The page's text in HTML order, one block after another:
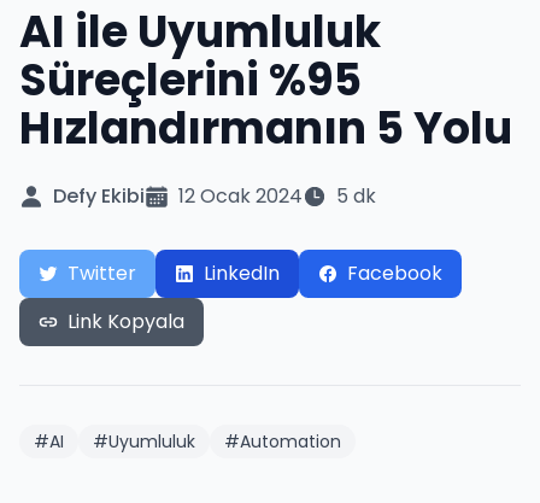
AI ile Uyumluluk
Süreçlerini %95
Hızlandırmanın 5 Yolu
Defy Ekibi 12 Ocak 2024 5 dk
Twitter LinkedIn
Facebook
Link Kopyala
#AI #Uyumluluk #Automation